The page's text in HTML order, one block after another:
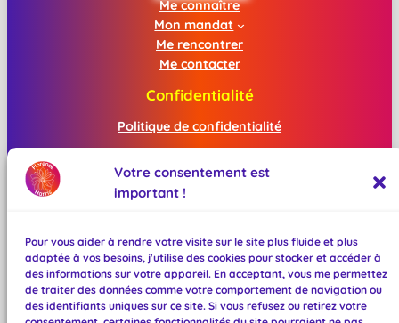
Votre consentement est
important !
Pour vous aider à rendre votre visite sur le site plus fluide et plus
adaptée à vos besoins, j'utilise des cookies pour stocker et accéder à
des informations sur votre appareil. En acceptant, vous me permettez
de traiter des données comme votre comportement de navigation ou
des identifiants uniques sur ce site. Si vous refusez ou retirez votre
Me connaître
Mon mandat
Me rencontrer
Me contacter
Confidentialité
Politique de confidentialité
Réseaux sociaux
Instagram
Mastodon
TikTok
Bluesky